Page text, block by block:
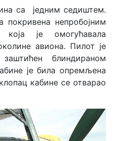
са једним седиштем.
покривена непробојним
је омогућавала
авиона. Пилот је
блиндираном
је била опремљена
кабине се отварао